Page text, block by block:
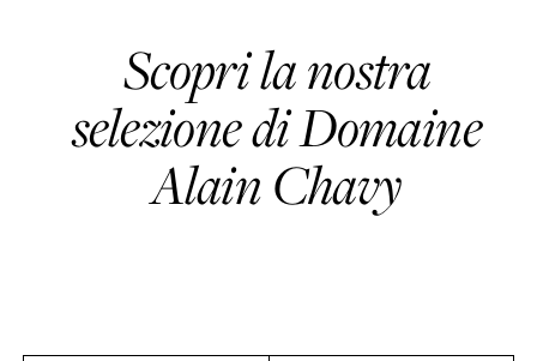
Scopri la nostra
selezione di Domaine
Alain Chavy